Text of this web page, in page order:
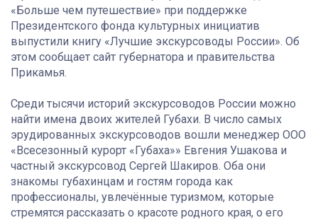
«Больше чем путешествие» при поддержке
Президентского фонда культурных инициатив
выпустили книгу «Лучшие экскурсоводы России». Об
этом сообщает сайт губернатора и правительства
Прикамья.
Среди тысячи историй экскурсоводов России можно
найти имена двоих жителей Губахи. В число самых
эрудированных экскурсоводов вошли менеджер ООО
«Всесезонный курорт «Губаха»» Евгения Ушакова и
частный экскурсовод Сергей Шакиров. Оба они
знакомы губахинцам и гостям города как
профессионалы, увлечённые туризмом, которые
стремятся рассказать о красоте родного края, о его